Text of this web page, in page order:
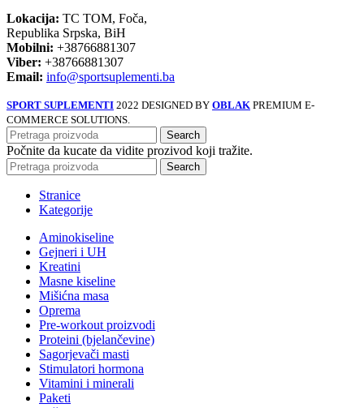
Lokacija: TC TOM, Foča,
Republika Srpska, BiH
Mobilni: +38766881307
Viber: +38766881307
Email: info@sportsuplementi.ba
SPORT SUPLEMENTI 2022 DESIGNED BY OBLAK PREMIUM E-
COMMERCE SOLUTIONS.
Search
Počnite da kucate da vidite prozivod koji tražite.
Search
Stranice
Kategorije
Aminokiseline
Gejneri i UH
Kreatini
Masne kiseline
Mišićna masa
Oprema
Pre-workout proizvodi
Proteini (bjelančevine)
Sagorjevači masti
Stimulatori hormona
Vitamini i minerali
Paketi